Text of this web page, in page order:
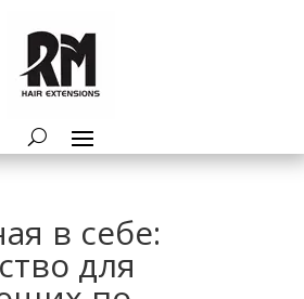
в себе:
для